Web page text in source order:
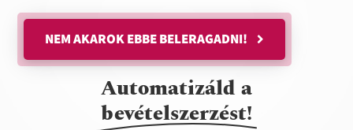
NEM AKAROK EBBE BELERAGADNI!
Automatizáld a
bevételszerzést!